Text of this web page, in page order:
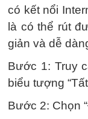
có kết nổi
là có thể rút
giản và dễ
Bước 1: Truy
biểu tượng
Bước 2: Chọn